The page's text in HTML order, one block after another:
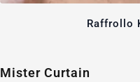
Raffrollo
Mister Curtain